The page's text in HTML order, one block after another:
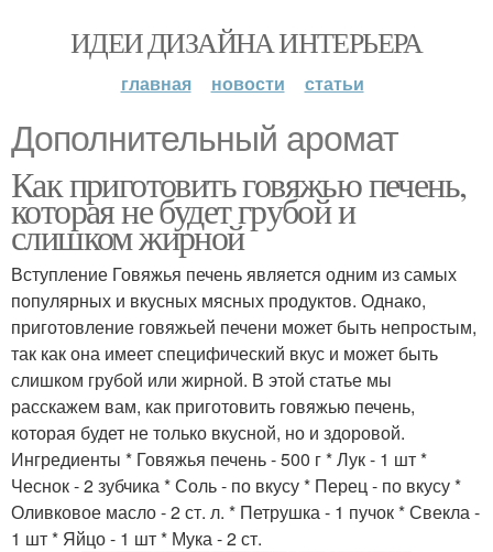
ИДЕИ ДИЗАЙНА ИНТЕРЬЕРА
главная новости статьи
Дополнительный аромат
Как приготовить говяжью печень,
которая не будет грубой и
слишком жирной
Вступление Говяжья печень является одним из самых
популярных и вкусных мясных продуктов. Однако,
приготовление говяжьей печени может быть непростым,
так как она имеет специфический вкус и может быть
слишком грубой или жирной. В этой статье мы
расскажем вам, как приготовить говяжью печень,
которая будет не только вкусной, но и здоровой.
Ингредиенты * Говяжья печень - 500 г * Лук - 1 шт *
Чеснок - 2 зубчика * Соль - по вкусу * Перец - по вкусу *
Оливковое масло - 2 ст. л. * Петрушка - 1 пучок * Свекла -
1 шт * Яйцо - 1 шт * Мука - 2 ст.